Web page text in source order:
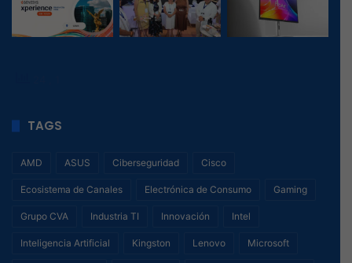
TAGS
AMD ASUS Ciberseguridad Cisco
Ecosistema de Canales Electrónica de Consumo Gaming
Grupo CVA Industria TI Innovación Intel
Inteligencia Artificial Kingston Lenovo Microsoft